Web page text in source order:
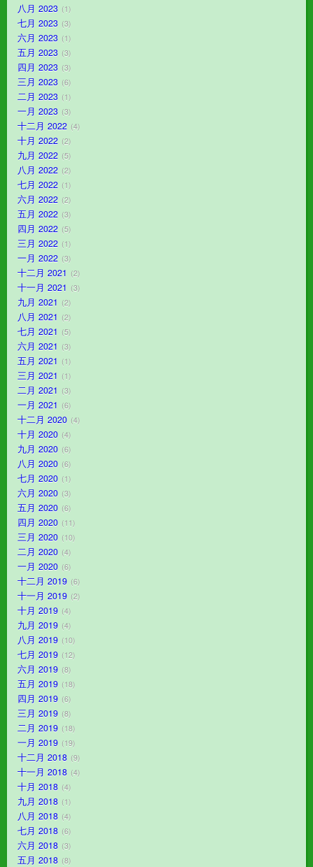
八月 2023 1
七月 2023 3
六月 2023 1
五月 2023 3
四月 2023 3
三月 2023 6
二月 2023 1
一月 2023 3
十二月 2022 4
十月 2022 2
九月 2022 5
八月 2022 2
七月 2022 1
六月 2022 2
五月 2022 3
四月 2022 5
三月 2022 1
一月 2022 3
十二月 2021 2
十一月 2021 3
九月 2021 2
八月 2021 2
七月 2021 5
六月 2021 3
五月 2021 1
三月 2021 1
二月 2021 3
一月 2021 6
十二月 2020 4
十月 2020 4
九月 2020 6
八月 2020 6
七月 2020 1
六月 2020 3
五月 2020 6
四月 2020 11
三月 2020 10
二月 2020 4
一月 2020 6
十二月 2019 6
十一月 2019 2
十月 2019 4
九月 2019 4
八月 2019 10
七月 2019 12
六月 2019 8
五月 2019 18
四月 2019 6
三月 2019 8
二月 2019 18
一月 2019 19
十二月 2018 9
十一月 2018 4
十月 2018 4
九月 2018 1
八月 2018 4
七月 2018 6
六月 2018 3
五月 2018 8